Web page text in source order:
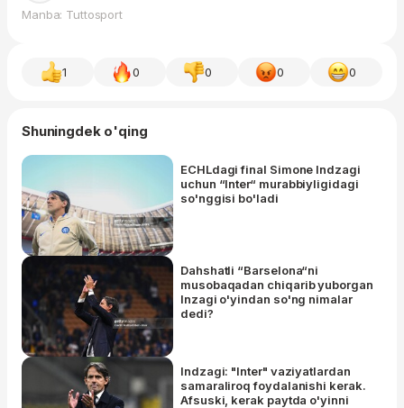
Manba: Tuttosport
1 0 0 0 0
Shuningdek o'qing
ECHLdagi final Simone Indzagi
uchun “Inter“ murabbiyligidagi
so'nggisi bo'ladi
Dahshatli “Barselona“ni
musobaqadan chiqarib yuborgan
Inzagi o'yindan so'ng nimalar
dedi?
Indzagi: "Inter" vaziyatlardan
samaraliroq foydalanishi kerak.
Afsuski, kerak paytda o'yinni